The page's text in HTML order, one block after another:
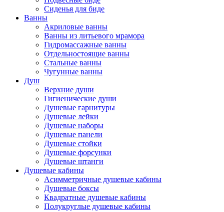
Сиденья для биде
Ванны
Акриловые ванны
Ванны из литьевого мрамора
Гидромассажные ванны
Отдельностоящие ванны
Стальные ванны
Чугунные ванны
Душ
Верхние души
Гигиенические души
Душевые гарнитуры
Душевые лейки
Душевые наборы
Душевые панели
Душевые стойки
Душевые форсунки
Душевые штанги
Душевые кабины
Асимметричные душевые кабины
Душевые боксы
Квадратные душевые кабины
Полукруглые душевые кабины